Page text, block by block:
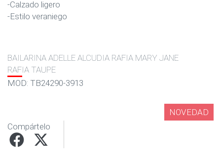
-Calzado ligero
-Estilo veraniego
BAILARINA ADELLE ALCUDIA RAFIA MARY JANE
RAFIA TAUPE
MOD: TB24290-3913
NOVEDAD
Compártelo